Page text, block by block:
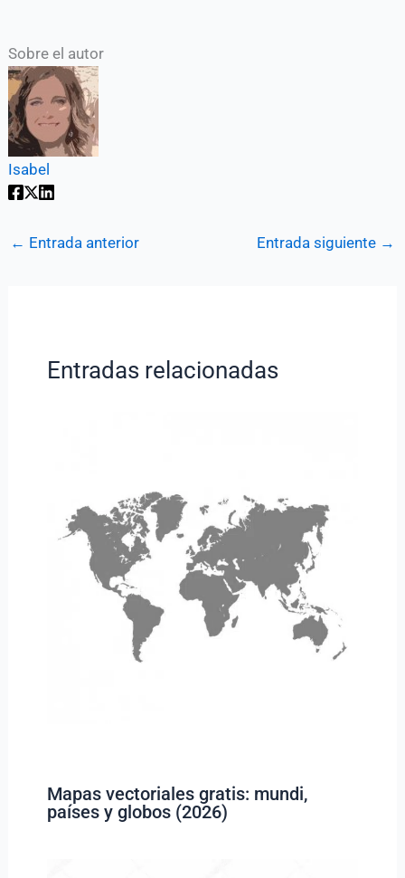
Sobre el autor
Isabel
← Entrada anterior Entrada siguiente →
Entradas relacionadas
Mapas vectoriales gratis: mundi,
países y globos (2026)